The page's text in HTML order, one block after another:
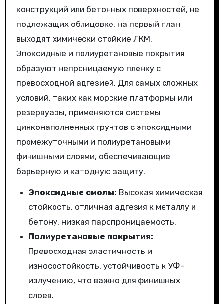
конструкций или бетонных поверхностей, не
подлежащих облицовке, на первый план
выходят химически стойкие ЛКМ.
Эпоксидные и полиуретановые покрытия
образуют непроницаемую пленку с
превосходной адгезией. Для самых сложных
условий, таких как морские платформы или
резервуары, применяются системы
цинконаполненных грунтов с эпоксидными
промежуточными и полиуретановыми
финишными слоями, обеспечивающие
барьерную и катодную защиту.
Эпоксидные смолы: Высокая химическая
стойкость, отличная адгезия к металлу и
бетону, низкая паропроницаемость.
Полиуретановые покрытия:
Превосходная эластичность и
износостойкость, устойчивость к УФ-
излучению, что важно для финишных
слоев.